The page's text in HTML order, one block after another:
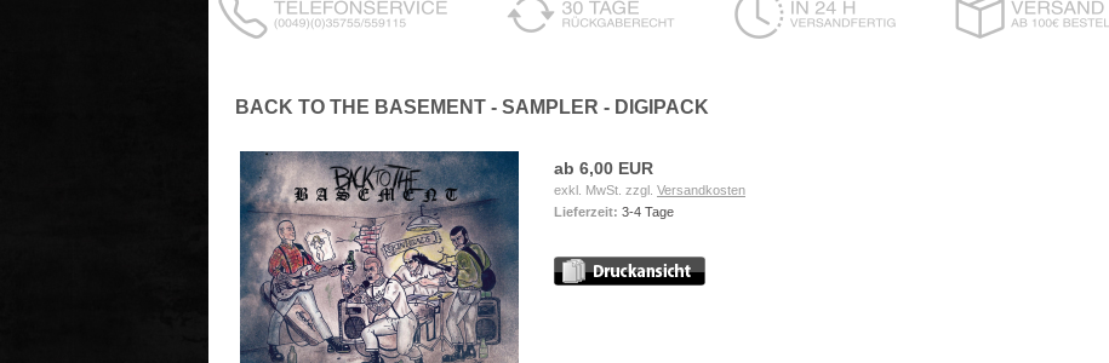
BACK TO THE BASEMENT - SAMPLER - DIGIPACK
ab 6,00 EUR
exkl. MwSt. zzgl. Versandkosten
Lieferzeit: 3-4 Tage